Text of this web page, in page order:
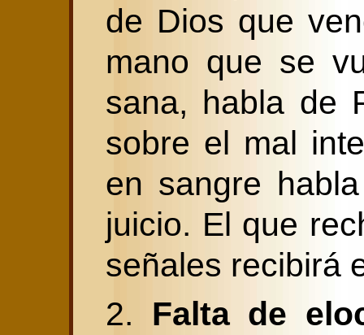
de Dios que
mano que se
sana, habla de
sobre el mal
en sangre
juicio. El que
señales recibirá
2. Falta de